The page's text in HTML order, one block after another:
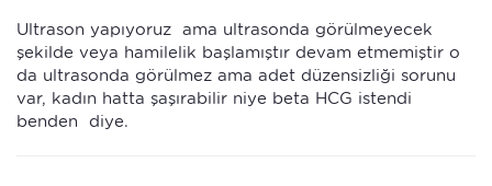
Ultrason yapıyoruz ama ultrasonda görülmeyecek
şekilde veya hamilelik başlamıştır devam etmemiştir o
da ultrasonda görülmez ama adet düzensizliği sorunu
var, kadın hatta şaşırabilir niye beta HCG istendi
benden diye.